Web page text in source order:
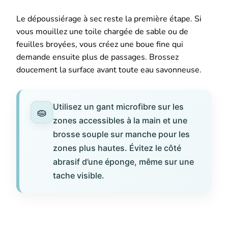
Le dépoussiérage à sec reste la première étape. Si
vous mouillez une toile chargée de sable ou de
feuilles broyées, vous créez une boue fine qui
demande ensuite plus de passages. Brossez
doucement la surface avant toute eau savonneuse.
Utilisez un gant microfibre sur les
zones accessibles à la main et une
brosse souple sur manche pour les
zones plus hautes. Évitez le côté
abrasif d’une éponge, même sur une
tache visible.